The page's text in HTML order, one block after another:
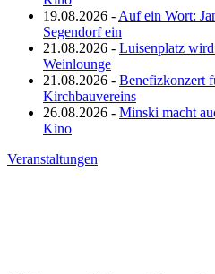
19.08.2026 - Auf ein Wort:
Segendorf ein
21.08.2026 - Luisenplatz
Weinlounge
21.08.2026 - Benefizkonzert
Kirchbauvereins
26.08.2026 - Minski macht
Kino
Veranstaltungen